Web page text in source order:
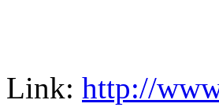
Link: http://